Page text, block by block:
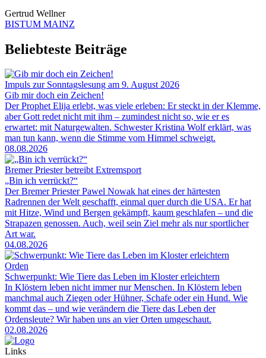
Gertrud Wellner
BISTUM MAINZ
Beliebteste Beiträge
Impuls zur Sonntagslesung am 9. August 2026
Gib mir doch ein Zeichen!
Der Prophet Elija erlebt, was viele erleben: Er steckt in der Klemme,
aber Gott redet nicht mit ihm – zumindest nicht so, wie er es
erwartet: mit Naturgewalten. Schwester Kristina Wolf erklärt, was
man tun kann, wenn die Stimme vom Himmel schweigt.
08.08.2026
Bremer Priester betreibt Extremsport
„Bin ich verrückt?“
Der Bremer Priester Pawel Nowak hat eines der härtesten
Radrennen der Welt geschafft, einmal quer durch die USA. Er hat
mit Hitze, Wind und Bergen gekämpft, kaum geschlafen – und die
Strapazen genossen. Auch, weil sein Ziel mehr als nur sportlicher
Art war.
04.08.2026
Orden
Schwerpunkt: Wie Tiere das Leben im Kloster erleichtern
In Klöstern leben nicht immer nur Menschen. In Klöstern leben
manchmal auch Ziegen oder Hühner, Schafe oder ein Hund. Wie
kommt das – und wie verändern die Tiere das Leben der
Ordensleute? Wir haben uns an vier Orten umgeschaut.
02.08.2026
Links